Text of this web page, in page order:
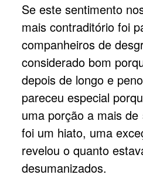
Se este sentimento
mais contraditório foi
companheiros de
considerado bom
depois de longo e
pareceu especial
uma porção a mais
foi um hiato, uma
revelou o quanto
desumanizados.